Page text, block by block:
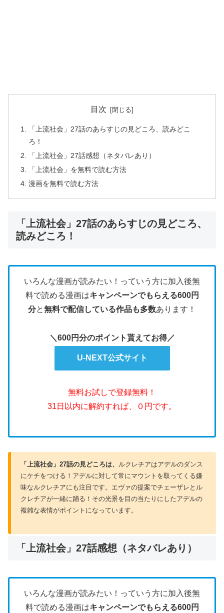
目次
「上流社会」27話のあらすじの見どころ、読みどこ
ろ！
「上流社会」27話感想（ネタバレあり）
「上流社会」を無料で読む方法
漫画を無料で読む方法
「上流社会」27話のあらすじの見どころ、
読みどころ！
いろんな漫画が読みたい！っていう方に加入後無
料で読める漫画はキャンペーンでもらえる600円
分と無料で配信している作品も多数あります！
＼600円分のポイント貰えてお得／
U-NEXT公式サイト
無料お試しで登録無料！
31日以内に解約すれば、０円です。
「上流社会」27話の見どころは、
ルクレチアはアデルのダンス
にケチをつける！アデルに対して常にマウントを取ってくる嫌
味なルクレチアにも注目です。エヴァの提案でチェーザレとル
クレチアが一緒に踊る！その光景を目の当たりにしたアデルの
複雑な表情がポイントになっています。
「上流社会」27話感想（ネタバレあり）
いろんな漫画が読みたい！っていう方に加入後無
料で読める漫画はキャンペーンでもらえる600円